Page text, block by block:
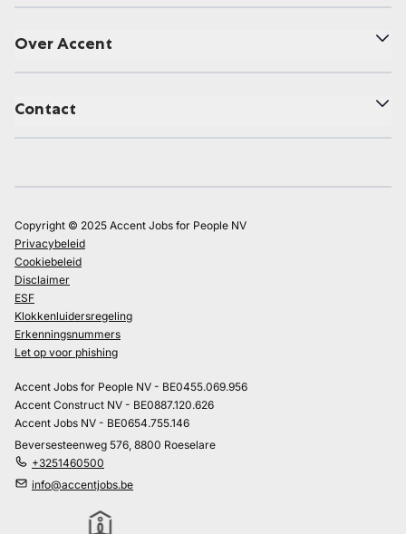
Over Accent
Contact
Copyright © 2025 Accent Jobs for People NV
Privacybeleid
Cookiebeleid
Disclaimer
ESF
Klokkenluidersregeling
Erkenningsnummers
Let op voor phishing
Accent Jobs for People NV - BE0455.069.956
Accent Construct NV - BE0887.120.626
Accent Jobs NV - BE0654.755.146
Beversesteenweg 576, 8800 Roeselare
+3251460500
info@accentjobs.be